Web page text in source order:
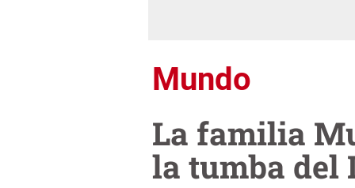
Mundo
La familia
la tumba del